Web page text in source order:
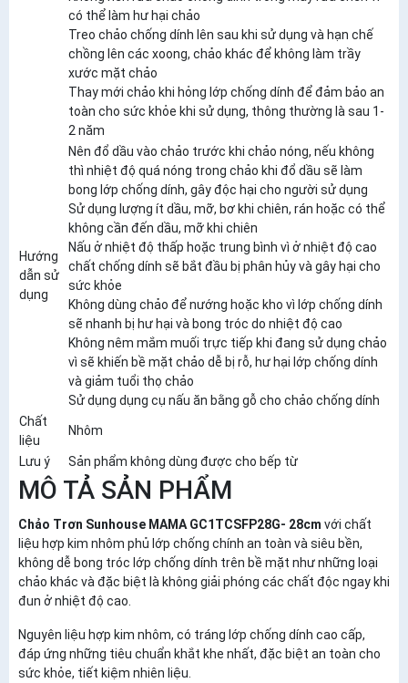
có thể làm hư hại chảo
Treo chảo chống dính lên sau khi sử dụng và hạn chế
chồng lên các xoong, chảo khác để không làm trầy
xước mặt chảo
Thay mới chảo khi hỏng lớp chống dính để đảm bảo an
toàn cho sức khỏe khi sử dụng, thông thường là sau 1-
2 năm
Hướng
dẫn sử
dụng
Nên đổ dầu vào chảo trước khi chảo nóng, nếu không
thì nhiệt độ quá nóng trong chảo khi đổ dầu sẽ làm
bong lớp chống dính, gây độc hại cho người sử dụng
Sử dụng lượng ít dầu, mỡ, bơ khi chiên, rán hoặc có thể
không cần đến dầu, mỡ khi chiên
Nấu ở nhiệt độ thấp hoặc trung bình vì ở nhiệt độ cao
chất chống dính sẽ bắt đầu bị phân hủy và gây hại cho
sức khỏe
Không dùng chảo để nướng hoặc kho vì lớp chống dính
sẽ nhanh bị hư hại và bong tróc do nhiệt độ cao
Không nêm mắm muối trực tiếp khi đang sử dụng chảo
vì sẽ khiến bề mặt chảo dễ bị rỗ, hư hại lớp chống dính
và giảm tuổi thọ chảo
Sử dụng dụng cụ nấu ăn bằng gỗ cho chảo chống dính
Chất
liệu
Nhôm
Lưu ý Sản phẩm không dùng được cho bếp từ
MÔ TẢ SẢN PHẨM
Chảo Trơn Sunhouse MAMA GC1TCSFP28G- 28cm với chất
liệu hợp kim nhôm phủ lớp chống chính an toàn và siêu bền,
không dễ bong tróc lớp chống dính trên bề mặt như những loại
chảo khác và đặc biệt là không giải phóng các chất độc ngay khi
đun ở nhiệt độ cao.
Nguyên liệu hợp kim nhôm, có tráng lớp chống dính cao cấp,
đáp ứng những tiêu chuẩn khắt khe nhất, đặc biệt an toàn cho
sức khỏe, tiết kiệm nhiên liệu.